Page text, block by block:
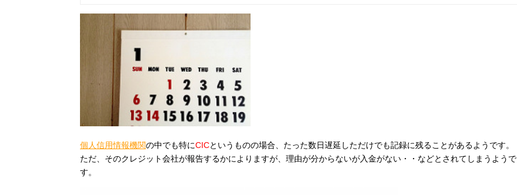
個人信用情報機関の中でも特にCICというものの場合、たった数日遅延しただけでも記録に残ることがあるようです。
ただ、そのクレジット会社が報告するかによりますが、理由が分からないが入金がない・・などとされてしまうようで
す。